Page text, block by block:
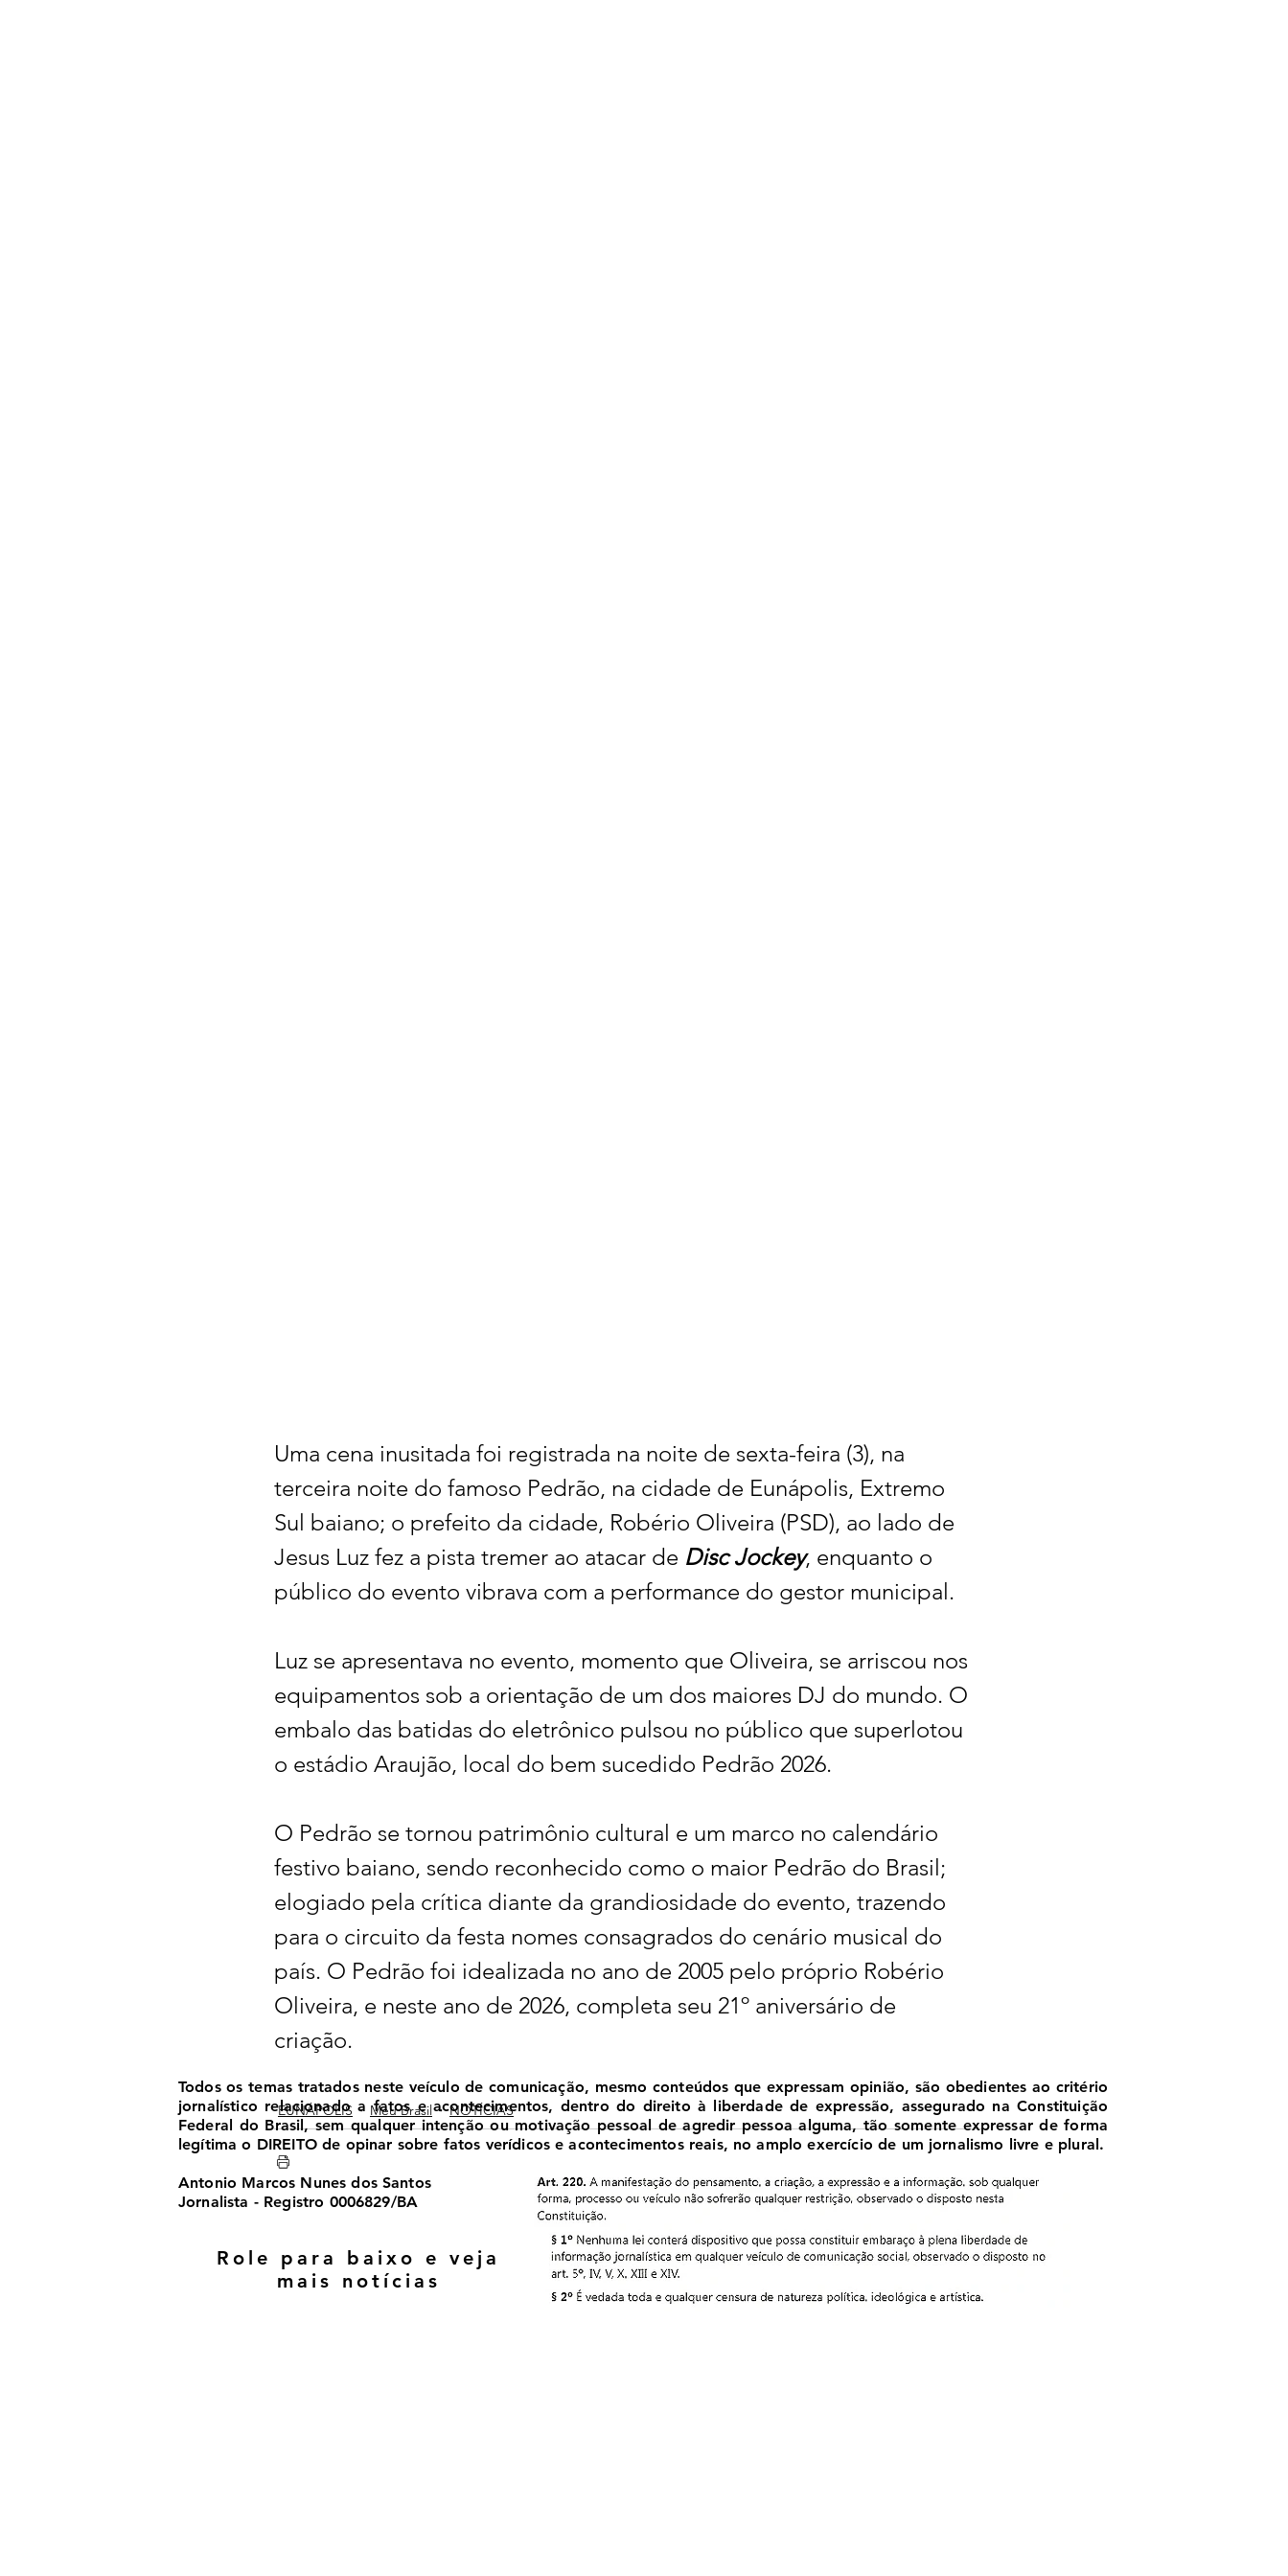
Uma cena inusitada foi registrada na noite de sexta-feira (3), na
terceira noite do famoso Pedrão, na cidade de Eunápolis, Extremo
Sul baiano; o prefeito da cidade, Robério Oliveira (PSD), ao lado de
Jesus Luz fez a pista tremer ao atacar de Disc Jockey, enquanto o
público do evento vibrava com a performance do gestor municipal.
Luz se apresentava no evento, momento que Oliveira, se arriscou nos
equipamentos sob a orientação de um dos maiores DJ do mundo. O
embalo das batidas do eletrônico pulsou no público que superlotou
o estádio Araujão, local do bem sucedido Pedrão 2026.
O Pedrão se tornou patrimônio cultural e um marco no calendário
festivo baiano, sendo reconhecido como o maior Pedrão do Brasil;
elogiado pela crítica diante da grandiosidade do evento, trazendo
para o circuito da festa nomes consagrados do cenário musical do
país. O Pedrão foi idealizada no ano de 2005 pelo próprio Robério
Oliveira, e neste ano de 2026, completa seu 21º aniversário de
criação.
EUNÁPOLIS Meu Brasil NOTÍCIAS
Role para baixo e veja
mais notícias
Todos os temas tratados neste veículo de comunicação, mesmo conteúdos que expressam opinião, são obedientes ao critério
jornalístico relacionado a fatos e acontecimentos, dentro do direito à liberdade de expressão, assegurado na Constituição
Federal do Brasil, sem qualquer intenção ou motivação pessoal de agredir pessoa alguma, tão somente expressar de forma
legítima o DIREITO de opinar sobre fatos verídicos e acontecimentos reais, no amplo exercício de um jornalismo livre e plural.
Antonio Marcos Nunes dos Santos
Jornalista - Registro 0006829/BA